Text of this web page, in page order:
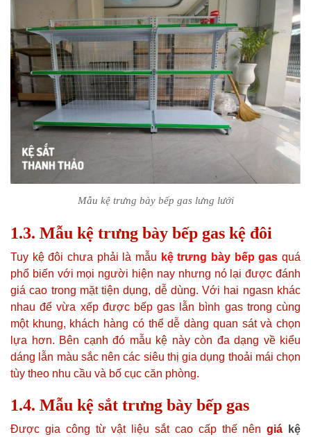
Mẫu kệ trưng bày bếp gas lưng lưới
1.3. Mẫu kệ trưng bày bếp gas kệ đôi
Tuy kệ đôi chưa phải là mẫu kệ trưng bày bếp gas quá
phổ biến với mọi người hiện nay nhưng nó lại được đánh
giá cao trong mặt tiện dụng, dễ dùng. Với hai ngasn khác
nhau để vừa xếp được bếp gas lẫn bình gas trong cùng
một khung, khách hàng có thể dễ dàng quan sát và chọn
lựa hơn. Bên cạnh đó mẫu kệ này còn đa dạng về kiểu
dáng lẫn màu sắc nên các siêu thị gia dụng thoải mái chọn
tùy theo nhu cầu và bố cục căn phòng.
1.4. Mẫu kệ sắt trưng bày bếp gas
Được gia công từ vật liệu sắt cao cấp thế nêngiá
kệ